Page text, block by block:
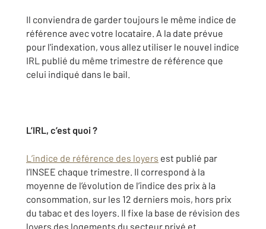
Il conviendra de garder toujours le même indice de
référence avec votre locataire. A la date prévue
pour l'indexation, vous allez utiliser le nouvel indice
IRL publié du même trimestre de référence que
celui indiqué dans le bail.
L’IRL, c’est quoi ?
L’indice de référence des loyers est publié par
l’INSEE chaque trimestre. Il correspond à la
moyenne de l’évolution de l’indice des prix à la
consommation, sur les 12 derniers mois, hors prix
du tabac et des loyers. Il fixe la base de révision des
loyers des logements du secteur privé et